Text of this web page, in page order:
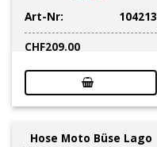
Art-Nr:
104213
CHF209.00
Hose Moto Büse Lago